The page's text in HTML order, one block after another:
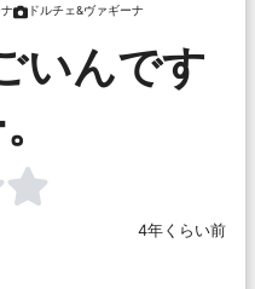
ドルチェ&ヴァギーナ
いんです
4年くらい前